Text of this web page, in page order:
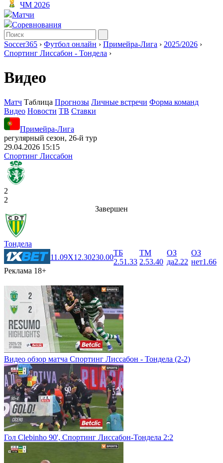
ЧМ 2026
Матчи
Соревнования
Soccer365 › Футбол онлайн › Примейра-Лига › 2025/2026 ›
Спортинг Лиссабон - Тондела ›
Видео
Матч Таблица Прогнозы Личные встречи Форма команд
Видео Новости ТВ Ставки
Примейра-Лига
регулярный сезон, 26-й тур
29.04.2026 15:15
Спортинг Лиссабон
2
2
Завершен
Тондела
11.09X12.30230.00
ТБ
2.51.33
ТМ
2.53.40
ОЗ
да2.22
ОЗ
нет1.66
Реклама 18+
Видео обзор матча Спортинг Лиссабон - Тондела (2-2)
Гол Clebinho 90', Спортинг Лиссабон-Тондела 2:2